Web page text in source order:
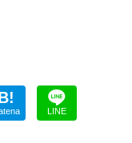
LINE